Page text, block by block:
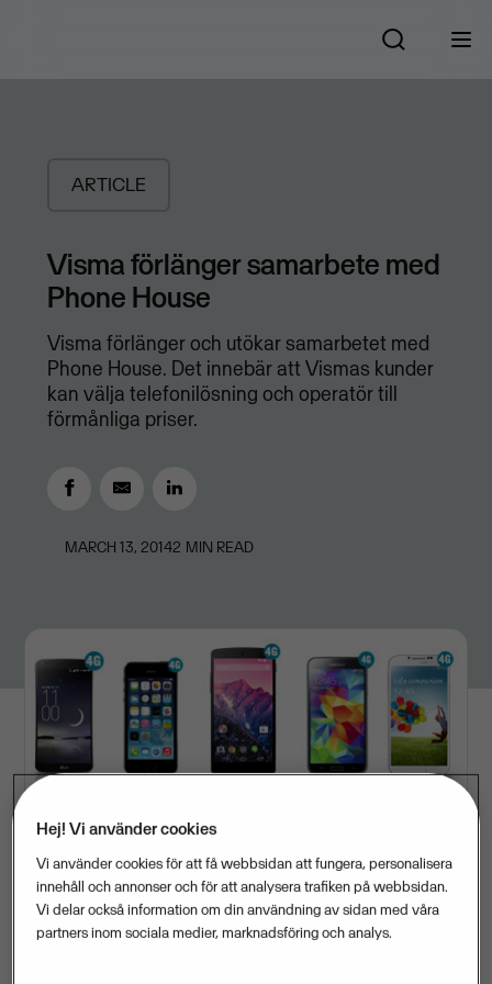
ARTICLE
Visma förlänger samarbete med
Phone House
Visma förlänger och utökar samarbetet med
Phone House. Det innebär att Vismas kunder
kan välja telefonilösning och operatör till
förmånliga priser.
MARCH 13, 20142 MIN READ
Visma förlänger och stärker sitt samarbete med
Phone House, vilket innebär att Phone House nu kan
Hej! Vi använder cookies
Vi använder cookies för att få webbsidan att fungera, personalisera
innehåll och annonser och för att analysera trafiken på webbsidan.
Vi delar också information om din användning av sidan med våra
partners inom sociala medier, marknadsföring och analys.